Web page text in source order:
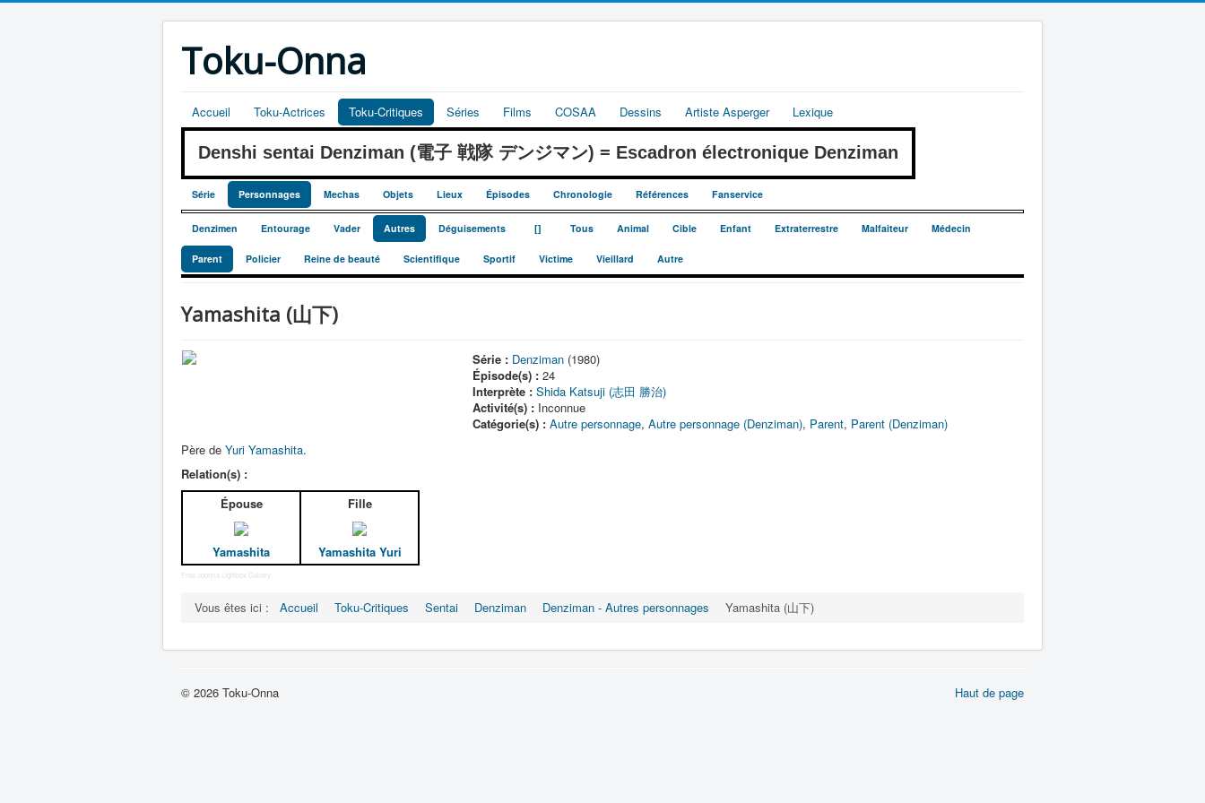
Toku-Onna
Accueil Toku-Actrices Toku-Critiques Séries Films COSAA Dessins Artiste Asperger Lexique
Denshi sentai Denziman (電子 戦隊 デンジマン) = Escadron électronique Denziman
Série Personnages Mechas Objets Lieux Épisodes Chronologie Références Fanservice
Denzimen Entourage Vader Autres Déguisements [] Tous Animal Cible Enfant Extraterrestre Malfaiteur Médecin
Parent Policier Reine de beauté Scientifique Sportif Victime Vieillard Autre
Yamashita (山下)
Série : Denziman(1980)
Épisode(s) :24
Interprète : Shida Katsuji (志田 勝治)
Activité(s) :Inconnue
Catégorie(s) : Autre personnage, Autre personnage (Denziman), Parent, Parent (Denziman)
Père de Yuri Yamashita.
Relation(s) :
Épouse
Yamashita
Fille
Yamashita Yuri
Free Joomla Lightbox Gallery
Vous êtes ici : Accueil Toku-Critiques Sentai Denziman Denziman - Autres personnages Yamashita (山下)
Haut de page
© 2026 Toku-Onna